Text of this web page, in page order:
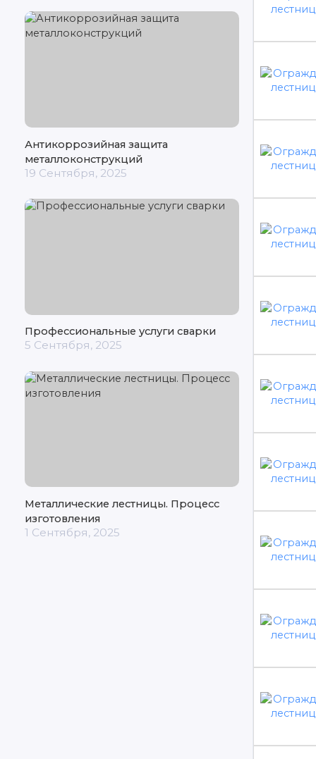
Антикоррозийная защита
металлоконструкций
19 Сентября, 2025
Профессиональные услуги сварки
5 Сентября, 2025
Металлические лестницы. Процесс
изготовления
1 Сентября, 2025